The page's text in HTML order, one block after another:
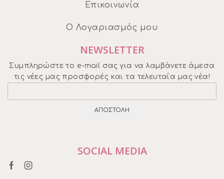
Επικοινωνία
Ο Λογαριασμός μου
NEWSLETTER
Συμπληρώστε το e-mail σας για να λαμβάνετε άμεσα
τις νέες μας προσφορές και τα τελευταία μας νέα!
SOCIAL MEDIA
Facebook
Instagram